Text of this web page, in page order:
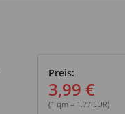
Preis:
3,99 €
(1 qm = 1.77 EUR)